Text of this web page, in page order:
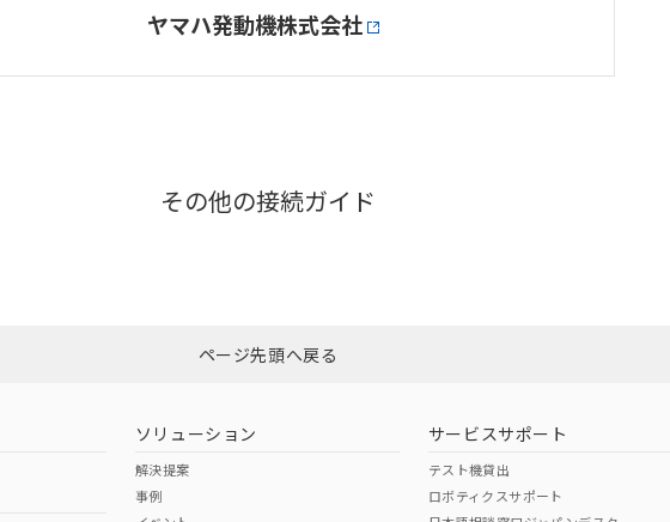
ヤマハ発動機株式会社
その他の接続ガイド
ページ先頭へ戻る
ソリューション
解決提案
事例
サービスサポート
テスト機貸出
ロボティクスサポート